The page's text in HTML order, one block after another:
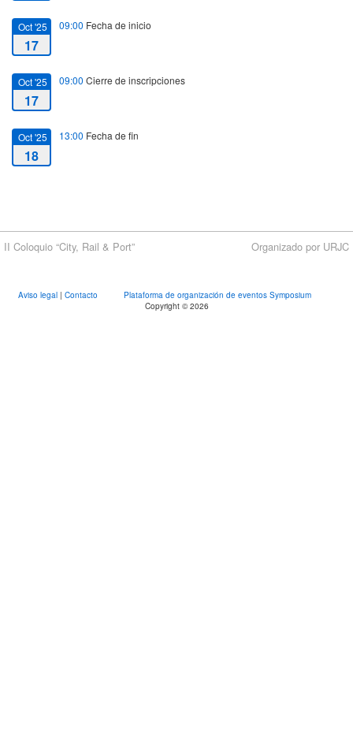
Oct '25
17
09:00 Fecha de inicio
Oct '25
17
09:00 Cierre de inscripciones
Oct '25
18
13:00 Fecha de fin
II Coloquio “City, Rail & Port” Organizado por URJC
Aviso legal | Contacto
Plataforma de organización de eventos Symposium
Copyright © 2026